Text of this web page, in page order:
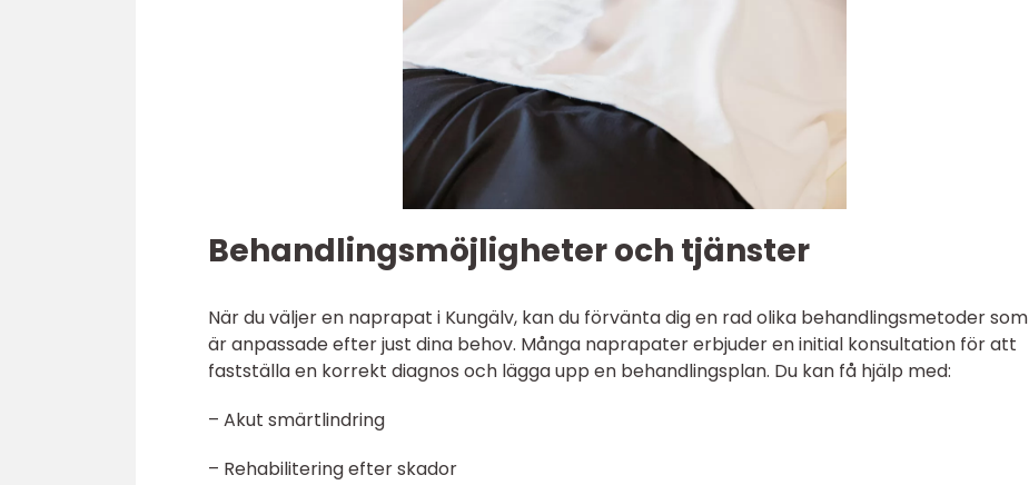
Behandlingsmöjligheter och tjänster
När du väljer en naprapat i Kungälv, kan du förvänta dig en rad olika behandlingsmetoder som
är anpassade efter just dina behov. Många naprapater erbjuder en initial konsultation för att
fastställa en korrekt diagnos och lägga upp en behandlingsplan. Du kan få hjälp med:
– Akut smärtlindring
– Rehabilitering efter skador